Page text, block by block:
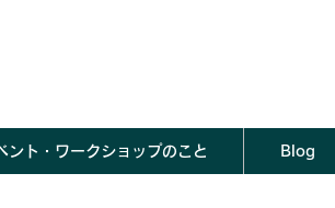
ント・ワークショップのこと Blog